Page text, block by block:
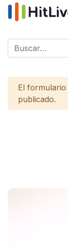
Buscar
Advertencia
El formulario
publicado.